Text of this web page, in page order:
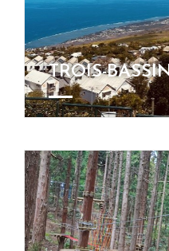
TROIS-